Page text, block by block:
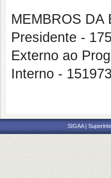
MEMBROS DA
Presidente -
Externo ao
Interno -
SIGAA |